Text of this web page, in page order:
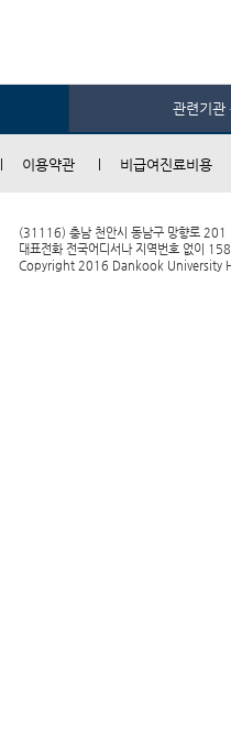
관련기관
이용약관 비급여진료비용
(31116) 충남 천안시 동남구 망향로 201
대표전화 전국어디서나 지역번호 없이
Copyright 2016 Dankook University